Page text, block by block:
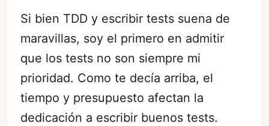
Si bien TDD y escribir tests suena de
maravillas, soy el primero en admitir
que los tests no son siempre mi
prioridad. Como te decía arriba, el
tiempo y presupuesto afectan la
dedicación a escribir buenos tests.